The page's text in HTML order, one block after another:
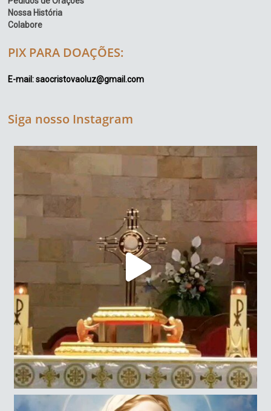
Nossa História
Colabore
PIX PARA DOAÇÕES:
E-mail: saocristovaoluz@gmail.com
Siga nosso Instagram